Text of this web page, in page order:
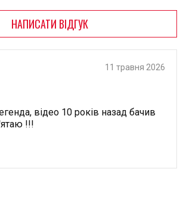
НАПИСАТИ ВІДГУК
11 травня 2026
відео 10 років назад бачив
!!!